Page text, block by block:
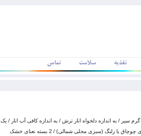
تغذیه سلامت تماس
چه موادی لازم داریم؟ زیتون سبز / یک کیلو مغز گردو / 250 گرم سیر / به اندازه دلخواه انار ترش / به اندازه کافی آب انار / یک
لیوان رب انار / یک قاشق غذاخوری گلپر / یک قاشق چایخوری چوچاق یا زلنگ (سبزی‌ محلی شمالی) / 2 بسته نعنای خشک